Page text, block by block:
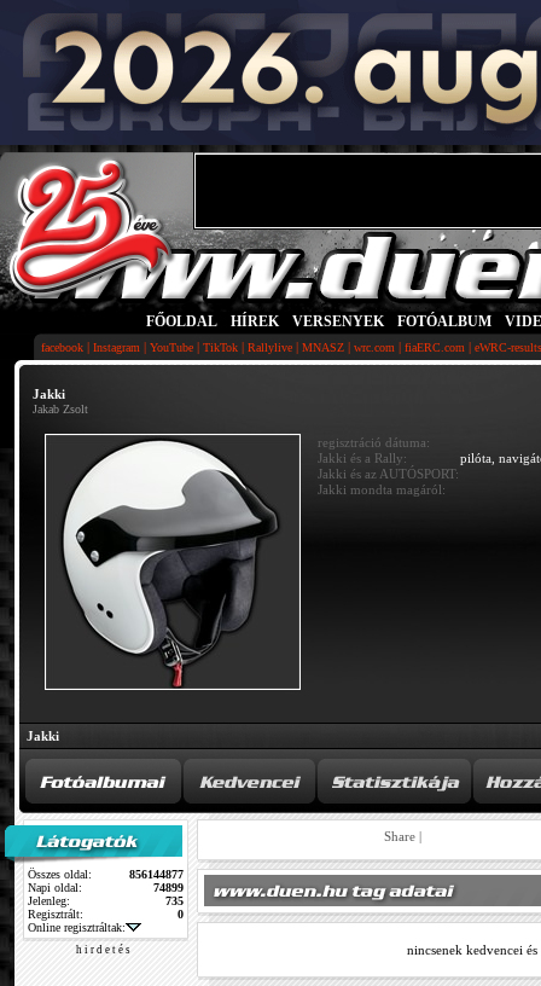
FŐOLDAL HÍREK VERSENYEK FOTÓALBUM
facebook | Instagram | YouTube | TikTok | Rallylive | MNASZ | wrc.com | fiaERC.com | eWRC-
Jakki
Jakab Zsolt
regisztráció dátuma:
Jakki és a Rally:
pilóta,
Jakki és az AUTÓSPORT:
Jakki mondta magáról:
Jakki
Összes oldal:
856144877
Napi oldal:
74899
Jelenleg:
735
Regisztrált:
0
Online regisztráltak:
h i r d e t é s
Share |
nincsenek kedvencei